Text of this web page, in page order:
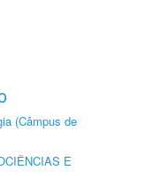
(Câmpus de
E